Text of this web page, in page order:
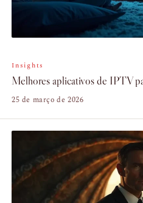
Insights
Melhores aplicativos de IPTV
25 de março de 2026